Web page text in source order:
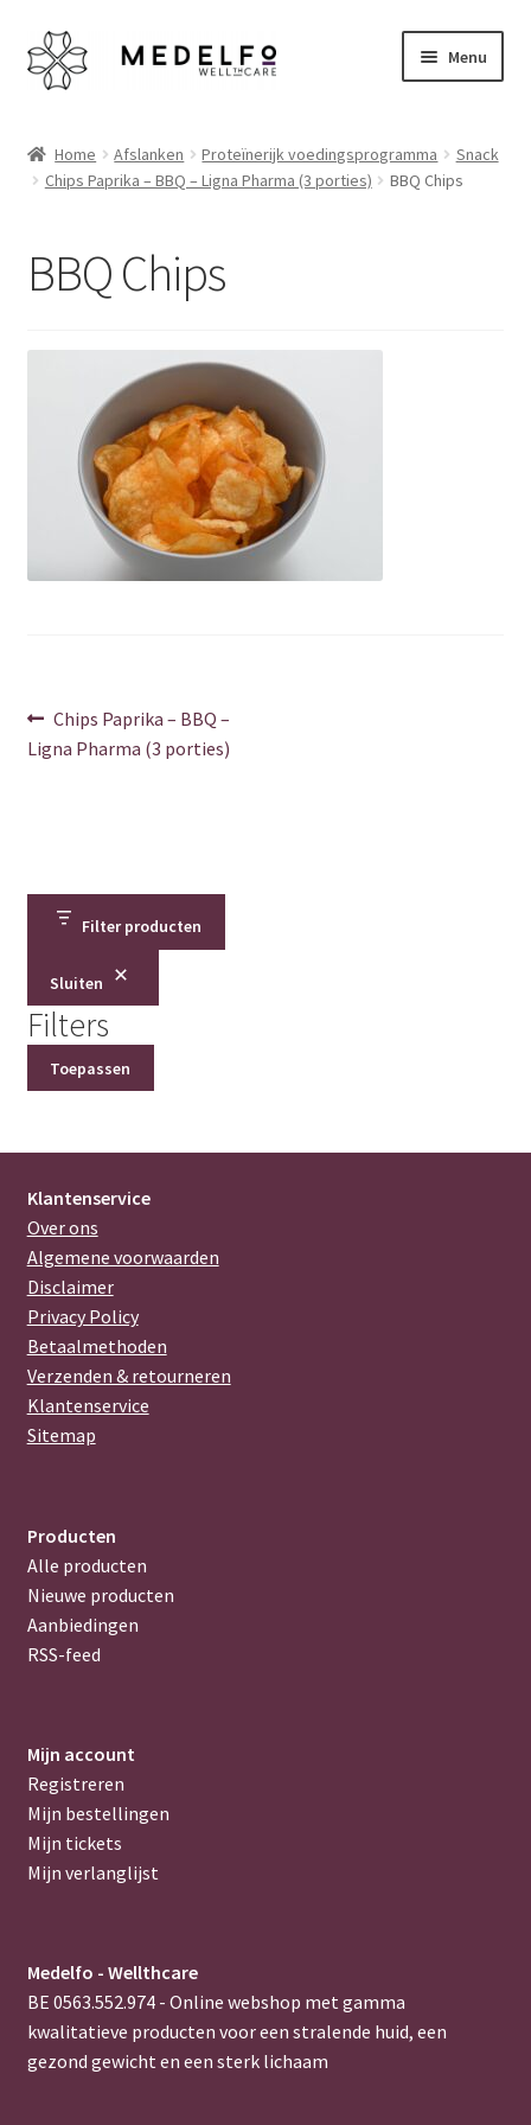
Ga
door
Ga
naar
Menu
Afrekenen
Klantenservice
My account
Verzenden & retourneren
Bedankt
Error
Home Afslanken Proteïnerijk voedingsprogramma
Snack
Chips Paprika – BBQ – Ligna Pharma (3 porties)
BBQ Chips
BBQ Chips
Berichtnavigatie
Vorig
bericht:
Chips Paprika – BBQ –
Ligna Pharma (3 porties)
Filter producten
Sluiten
Filters
Toepassen
Klantenservice
Over ons
Algemene voorwaarden
Disclaimer
Privacy Policy
Betaalmethoden
Verzenden & retourneren
Klantenservice
Sitemap
Producten
Alle producten
Nieuwe producten
Aanbiedingen
RSS-feed
Mijn account
Registreren
Mijn bestellingen
Mijn tickets
Mijn verlanglijst
Medelfo - Wellthcare
BE 0563.552.974 - Online webshop met gamma
kwalitatieve producten voor een stralende huid, een
gezond gewicht en een sterk lichaam